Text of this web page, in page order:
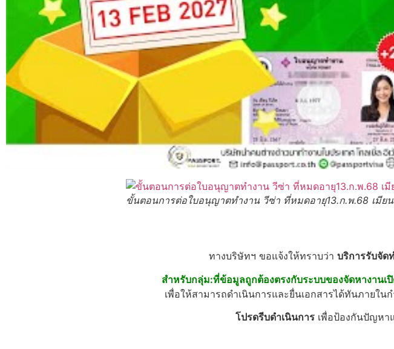
ขั้นตอนการต่อใบอนุญาตทำงาน วีซ่า ที่หมดอายุ13.ก.พ.68 เมีย
ทางบริษัทฯ ขอแจ้งให้ทราบว่า บริการรับจัด
สำหรับกลุ่ม:ที่ข้อมูลถูกต้องตรงกับระบบของจัดหางานเ
เพื่อให้สามารถดำเนินการและยื่นเอกสารได้ทันภายใน
โปรดรีบดำเนินการเพื่อป้องกันปัญหา